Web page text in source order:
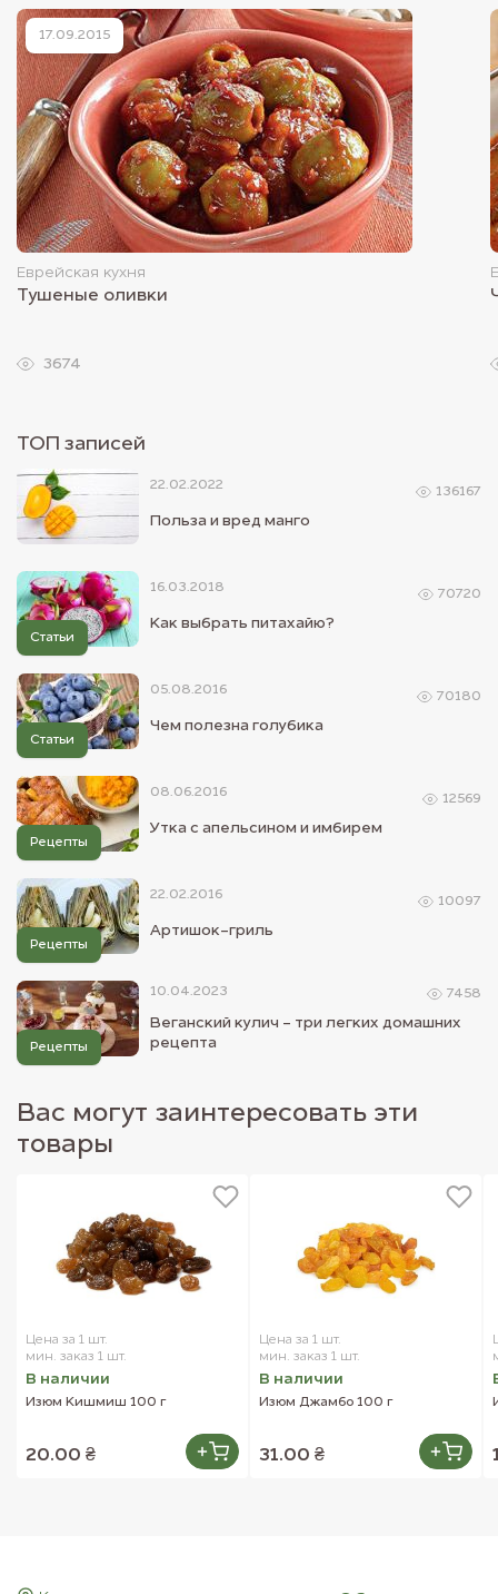
17.09.2015
Еврейская кухня
Тушеные оливки
3674
ТОП записей
22.02.2022
Польза и вред манго
136167
16.03.2018
Статьи
Как выбрать питахайю?
70720
05.08.2016
Статьи
Чем полезна голубика
70180
08.06.2016
Рецепты
Утка с апельсином и имбирем
12569
22.02.2016
Рецепты
Артишок-гриль
10097
10.04.2023
Рецепты
Веганский кулич - три легких домашних
рецепта
7458
Вас могут заинтересовать эти
товары
Цена за 1 шт.
мин. заказ 1 шт.
В наличии
Изюм Кишмиш 100 г
20.00 ₴
Цена за 1 шт.
мин. заказ 1 шт.
В наличии
Изюм Джамбо 100 г
31.00 ₴